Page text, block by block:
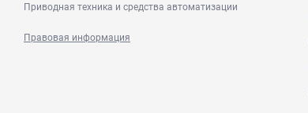
Приводная техника и средства автоматизации
Правовая информация